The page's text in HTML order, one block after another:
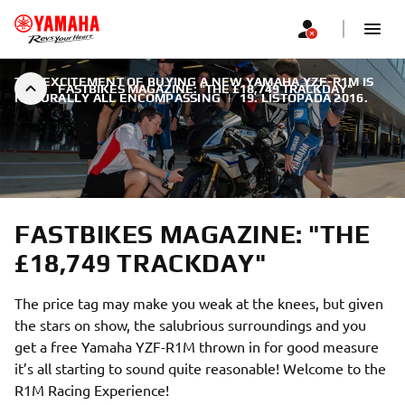
FASTBIKES MAGAZINE: "THE £18,749 TRACKDAY"
THE EXCITEMENT OF BUYING A NEW YAMAHA YZF-R1M IS
NATURALLY ALL ENCOMPASSING | 19. LISTOPADA 2016.
FASTBIKES MAGAZINE: "THE
£18,749 TRACKDAY"
The price tag may make you weak at the knees, but given
the stars on show, the salubrious surroundings and you
get a free Yamaha YZF-R1M thrown in for good measure
it’s all starting to sound quite reasonable! Welcome to the
R1M Racing Experience!